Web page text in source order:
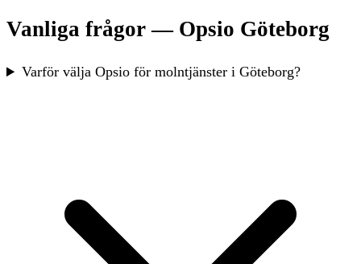
Vanliga frågor — Opsio Göteborg
Varför välja Opsio för molntjänster i Göteborg?